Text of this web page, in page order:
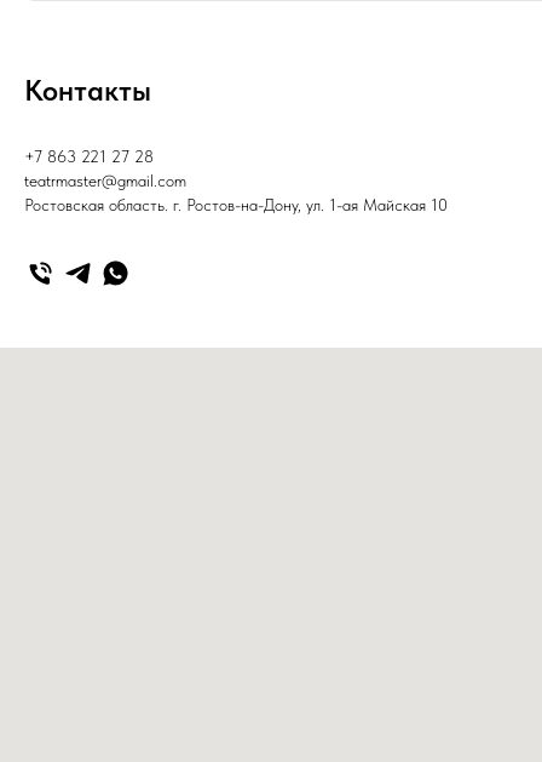
Контакты
+7 863 221 27 28
teatrmaster@gmail.com
Ростовская область. г. Ростов-на-Дону, ул. 1-ая Майская 10